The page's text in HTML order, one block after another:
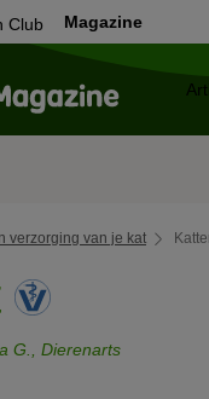
Club Magazine
verzorging van je kat
G., Dierenarts